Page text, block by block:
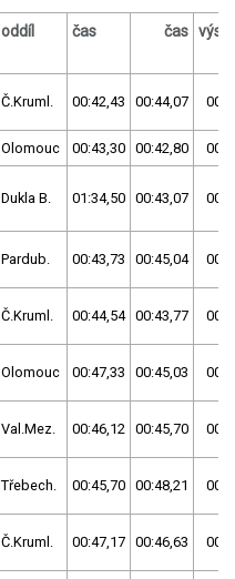
oddíl čas čas
Č.Kruml. 00:42,43 00:44,07
Olomouc 00:43,30 00:42,80
Dukla B. 01:34,50 00:43,07
Pardub. 00:43,73 00:45,04
Č.Kruml. 00:44,54 00:43,77
Olomouc 00:47,33 00:45,03
Val.Mez. 00:46,12 00:45,70
Třebech. 00:45,70 00:48,21
Č.Kruml. 00:47,17 00:46,63